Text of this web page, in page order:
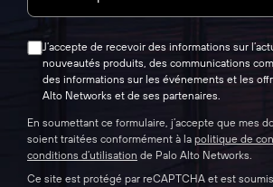
J’accepte de recevoir des informations sur
nouveautés produits, des communications
des informations sur les événements et les
Alto Networks et de ses partenaires.
En soumettant ce formulaire, j’accepte que mes
soient traitées conformément à la politique de
conditions d’utilisation de Palo Alto Networks.
Ce site est protégé par reCAPTCHA et est